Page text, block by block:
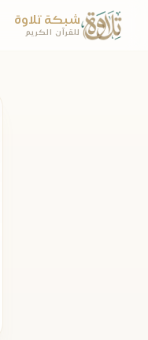
شبكة تلاوة
للقرآن الكريم